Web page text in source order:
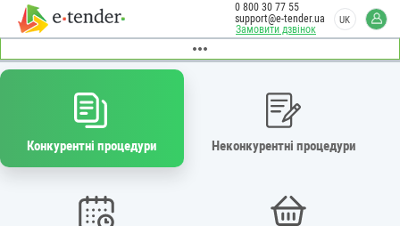
Замовити дзвінок
0 800 30 77 55
support@e-tender.ua
UK
Конкурентні процедури Неконкурентні процедури